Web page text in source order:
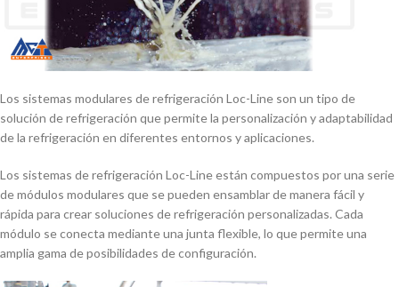
Los sistemas modulares de refrigeración Loc-Line son un tipo de
solución de refrigeración que permite la personalización y adaptabilidad
de la refrigeración en diferentes entornos y aplicaciones.
Los sistemas de refrigeración Loc-Line están compuestos por una serie
de módulos modulares que se pueden ensamblar de manera fácil y
rápida para crear soluciones de refrigeración personalizadas. Cada
módulo se conecta mediante una junta flexible, lo que permite una
amplia gama de posibilidades de configuración.